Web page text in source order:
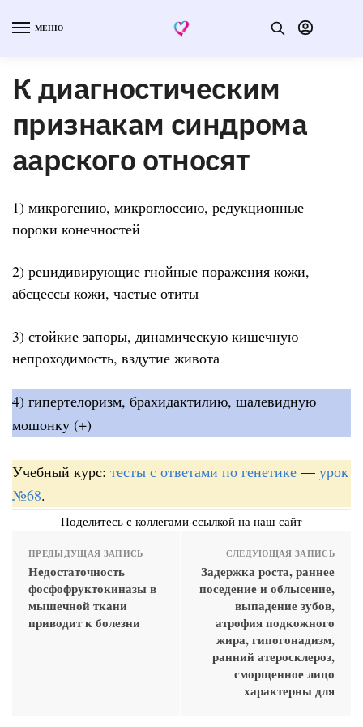
МЕНЮ
К диагностическим
признакам синдрома
аарского относят
1) микрогению, микроглоссию, редукционные
пороки конечностей
2) рецидивирующие гнойные поражения кожи,
абсцессы кожи, частые отиты
3) стойкие запоры, динамическую кишечную
непроходимость, вздутие живота
4) гипертелоризм, брахидактилию, шалевидную
мошонку (+)
Учебный курс: тесты с ответами по генетике — урок
№68.
Поделитесь с коллегами ссылкой на наш сайт
ПРЕДЫДУЩАЯ ЗАПИСЬ
Недостаточность
фосфофруктокиназы в
мышечной ткани
приводит к болезни
СЛЕДУЮЩАЯ ЗАПИСЬ
Задержка роста, раннее
поседение и облысение,
выпадение зубов,
атрофия подкожного
жира, гипогонадизм,
ранний атеросклероз,
сморщенное лицо
характерны для